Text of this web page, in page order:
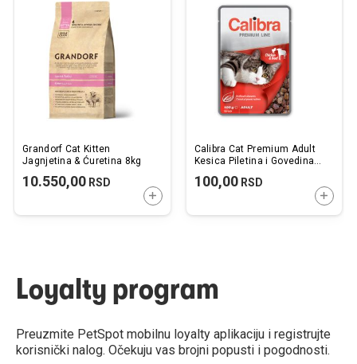
Grandorf Cat Kitten
Jagnjetina & Ćuretina 8kg
10.550,00 RSD
DODAJTE U KORPU
Calibra Cat Premium Adult
Kesica Piletina i Govedina
100,00RSD
Loyalty program
Preuzmite PetSpot mobilnu loyalty aplikaciju i registrujte
korisnički nalog. Očekuju vas brojni popusti i pogodnosti.